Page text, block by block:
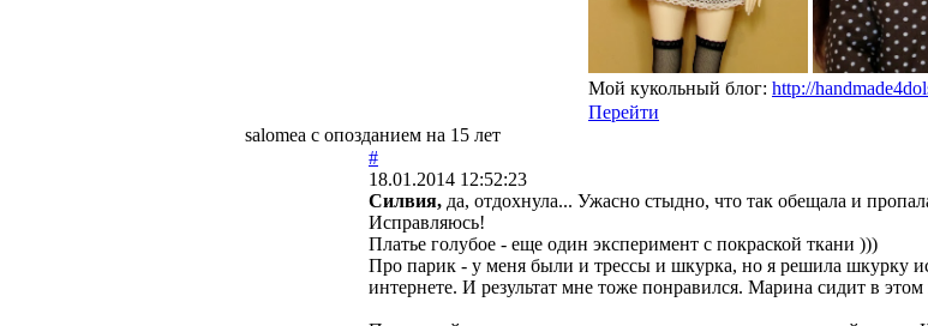
Мой кукольный блог: http://
Перейти
salomea с опозданием на 15 лет
#
18.01.2014 12:52:23
Силвия, да, отдохнула... Ужасно стыдно, что так обещала и
Исправляюсь!
Платье голубое - еще один эксперимент с покраской ткани )))
Про парик - у меня были и трессы и шкурка, но я решила шкурку
интернете. И результат мне тоже понравился. Марина сидит в